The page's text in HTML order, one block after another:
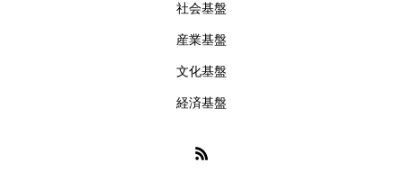
社会基盤
産業基盤
文化基盤
経済基盤